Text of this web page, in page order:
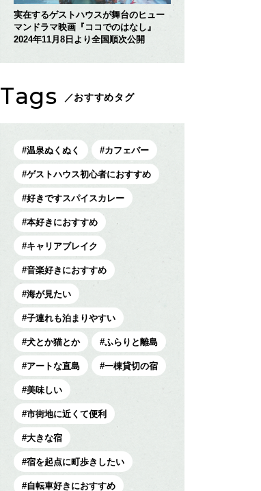
実在するゲストハウスが舞台のヒュー
マンドラマ映画『ココでのはなし』
2024年11月8日より全国順次公開
Tags ／おすすめタグ
温泉ぬくぬく カフェバー
ゲストハウス初心者におすすめ
好きですスパイスカレー
本好きにおすすめ
キャリアブレイク
音楽好きにおすすめ
海が見たい
子連れも泊まりやすい
犬とか猫とか ふらりと離島
アートな直島 一棟貸切の宿
美味しい
市街地に近くて便利
大きな宿
宿を起点に町歩きしたい
自転車好きにおすすめ